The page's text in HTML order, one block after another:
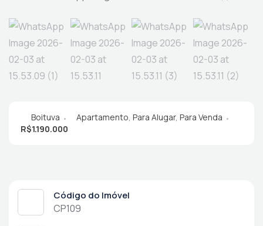
Boituva Apartamento Para Alugar, Para Venda
R$1.190.000
Código do Imóvel
CP109